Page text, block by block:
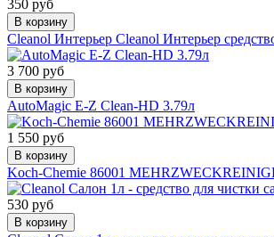
350 руб
В корзину
Cleanol Интерьер Cleanol Интерьер
3 700 руб
В корзину
AutoMagic E-Z Clean-HD 3.79л
1 550 руб
В корзину
Koch-Chemie 86001
530 руб
В корзину